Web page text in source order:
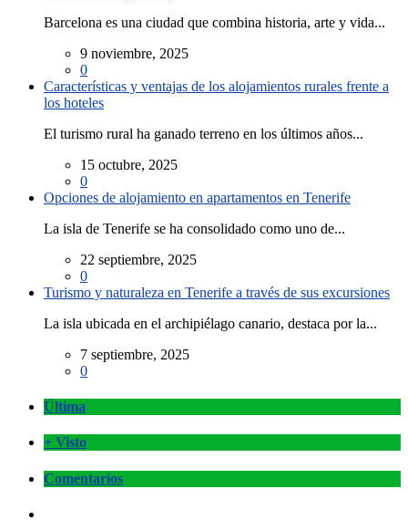
Barcelona es una ciudad que combina historia, arte y vida...
9 noviembre, 2025
0
Características y ventajas de los alojamientos rurales frente a
los hoteles
El turismo rural ha ganado terreno en los últimos años...
15 octubre, 2025
0
Opciones de alojamiento en apartamentos en Tenerife
La isla de Tenerife se ha consolidado como uno de...
22 septiembre, 2025
0
Turismo y naturaleza en Tenerife a través de sus excursiones
La isla ubicada en el archipiélago canario, destaca por la...
7 septiembre, 2025
0
Última
+ Visto
Comentarios